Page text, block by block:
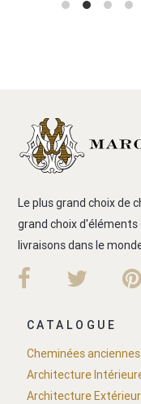
Le plus grand choix de
grand choix
livraisons dans le
CATALOGUE
Cheminées anciennes
Architecture
Architecture